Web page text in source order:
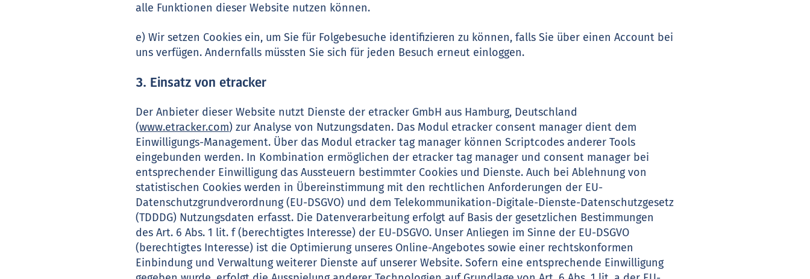
alle Funktionen dieser Website nutzen können.
e) Wir setzen Cookies ein, um Sie für Folgebesuche identifizieren zu können, falls Sie über einen Account bei
uns verfügen. Andernfalls müssten Sie sich für jeden Besuch erneut einloggen.
3. Einsatz von etracker
Der Anbieter dieser Website nutzt Dienste der etracker GmbH aus Hamburg, Deutschland
(www.etracker.com) zur Analyse von Nutzungsdaten. Das Modul etracker consent manager dient dem
Einwilligungs-Management. Über das Modul etracker tag manager können Scriptcodes anderer Tools
eingebunden werden. In Kombination ermöglichen der etracker tag manager und consent manager bei
entsprechender Einwilligung das Aussteuern bestimmter Cookies und Dienste. Auch bei Ablehnung von
statistischen Cookies werden in Übereinstimmung mit den rechtlichen Anforderungen der EU-
Datenschutzgrundverordnung (EU-DSGVO) und dem Telekommunikation-Digitale-Dienste-Datenschutzgesetz
(TDDDG) Nutzungsdaten erfasst. Die Datenverarbeitung erfolgt auf Basis der gesetzlichen Bestimmungen
des Art. 6 Abs. 1 lit. f (berechtigtes Interesse) der EU-DSGVO. Unser Anliegen im Sinne der EU-DSGVO
(berechtigtes Interesse) ist die Optimierung unseres Online-Angebotes sowie einer rechtskonformen
Einbindung und Verwaltung weiterer Dienste auf unserer Website. Sofern eine entsprechende Einwilligung